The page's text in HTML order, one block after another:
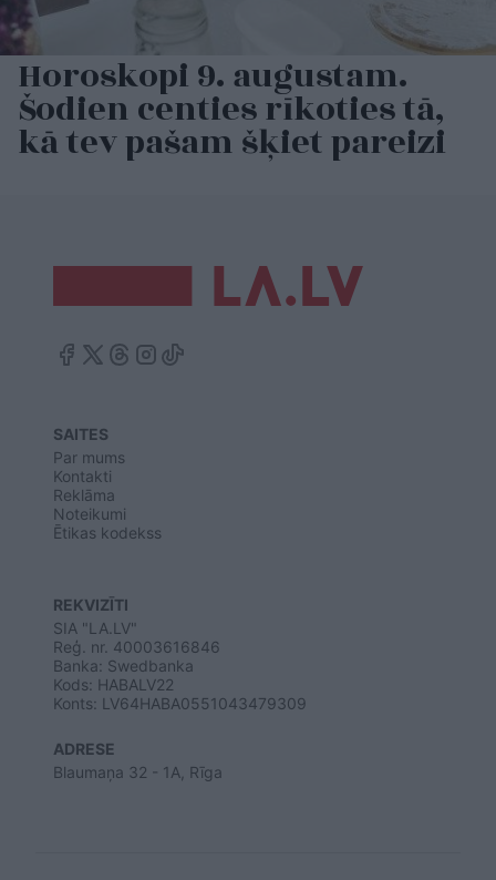
Horoskopi 9. augustam.
Šodien centies rīkoties tā,
kā tev pašam šķiet pareizi
SAITES
Par mums
Kontakti
Reklāma
Noteikumi
Ētikas kodekss
REKVIZĪTI
SIA "LA.LV"
Reģ. nr. 40003616846
Banka: Swedbanka
Kods: HABALV22
Konts: LV64HABA0551043479309
ADRESE
Blaumaņa 32 - 1A, Rīga